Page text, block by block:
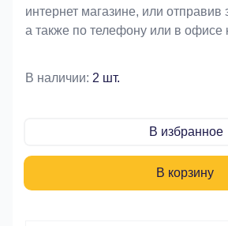
интернет магазине, или отправив
а также по телефону или в офисе
В наличии: 2 шт.
В избранное
В корзину